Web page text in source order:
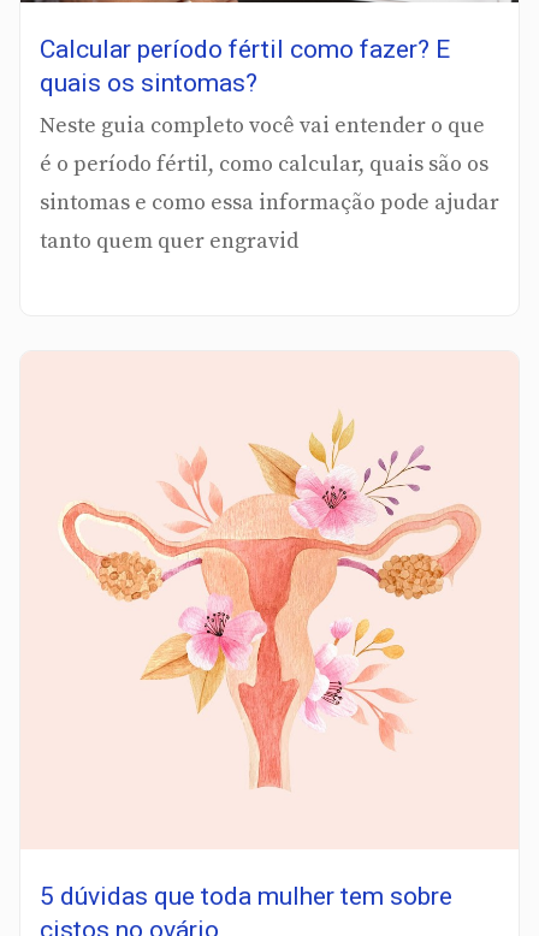
Calcular período fértil como fazer? E
quais os sintomas?
Neste guia completo você vai entender o que
é o período fértil, como calcular, quais são os
sintomas e como essa informação pode ajudar
tanto quem quer engravid
5 dúvidas que toda mulher tem sobre
cistos no ovário